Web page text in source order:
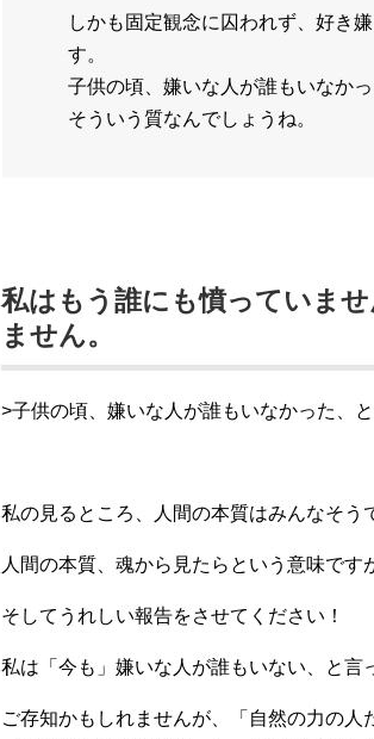
しかも固定観念に囚われず、好き
す。
子供の頃、嫌いな人が誰もいなか
そういう質なんでしょうね。
私はもう誰にも憤っていま
ません。
>子供の頃、嫌いな人が誰もいなかった、
私の見るところ、人間の本質はみんなそう
人間の本質、魂から見たらという意味です
そしてうれしい報告をさせてください！
私は「今も」嫌いな人が誰もいない、と言
ご存知かもしれませんが、「自然の力の